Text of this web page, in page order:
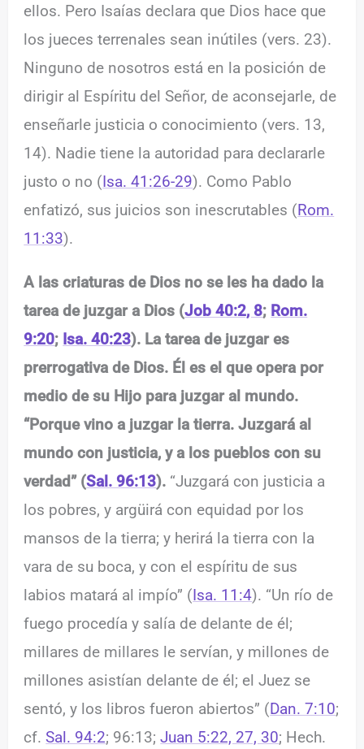
ellos. Pero Isaías declara que Dios hace que
los jueces terrenales sean inútiles (vers. 23).
Ninguno de nosotros está en la posición de
dirigir al Espíritu del Señor, de aconsejarle, de
enseñarle justicia o conocimiento (vers. 13,
14). Nadie tiene la autoridad para declararle
justo o no (Isa. 41:26-29). Como Pablo
enfatizó, sus juicios son inescrutables (Rom.
11:33).
A las criaturas de Dios no se les ha dado la
tarea de juzgar a Dios (Job 40:2, 8; Rom.
9:20; Isa. 40:23). La tarea de juzgar es
prerrogativa de Dios. Él es el que opera por
medio de su Hijo para juzgar al mundo.
“Porque vino a juzgar la tierra. Juzgará al
mundo con justicia, y a los pueblos con su
verdad” (Sal. 96:13). “Juzgará con justicia a
los pobres, y argüirá con equidad por los
mansos de la tierra; y herirá la tierra con la
vara de su boca, y con el espíritu de sus
labios matará al impío” (Isa. 11:4). “Un río de
fuego procedía y salía de delante de él;
millares de millares le servían, y millones de
millones asistían delante de él; el Juez se
sentó, y los libros fueron abiertos” (Dan. 7:10;
cf.Sal. 94:2; 96:13;Juan 5:22, 27, 30; Hech.